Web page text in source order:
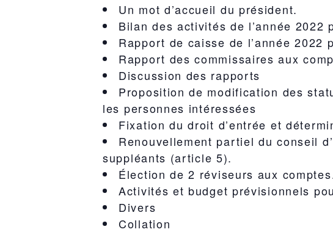
Un mot d’accueil du président.
Bilan des activités de l’année 2022
Rapport de caisse de l’année 2022
Rapport des commissaires aux
Discussion des rapports
Proposition de modification des
les personnes intéressées
Fixation du droit d’entrée et
Renouvellement partiel du conseil
suppléants (article 5).
Élection de 2 réviseurs aux
Activités et budget prévisionnels
Divers
Collation